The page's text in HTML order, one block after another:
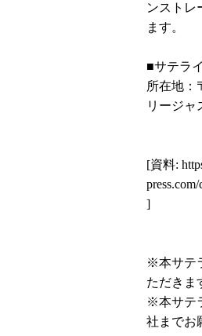
ンストレ
ます。
■サテラ
所在地：
リージャ
[資料:
]
※本サテ
ただきま
※本サテ
社までお